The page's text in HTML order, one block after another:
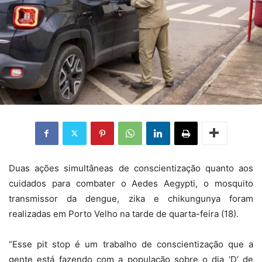
Duas ações simultâneas de conscientização quanto aos
cuidados para combater o Aedes Aegypti, o mosquito
transmissor da dengue, zika e chikungunya foram
realizadas em Porto Velho na tarde de quarta-feira (18).
“Esse pit stop é um trabalho de conscientização que a
gente está fazendo com a população sobre o dia ‘D’ de